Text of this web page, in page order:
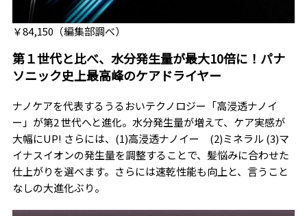
￥84,150（編集部調べ）
第１世代と比べ、水分発生量が最大10倍に！パナ
ソニック史上最高峰のケアドライヤー
ナノケアを代表するうるおいテクノロジー「高浸透ナノイ
ー」が第2 世代へと進化。水分発生量が増えて、ケア実感が
大幅にUP! さらには、(1)高浸透ナノイー (2)ミネラル (3)マ
イナスイオンの発生量を調整することで、髪悩みに合わせた
仕上がりを選べます。さらには速乾性能も向上と、言うこと
なしの大進化ぶり。